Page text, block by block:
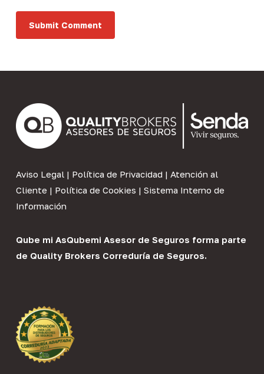
Aviso Legal| Política de Privacidad | Atención al
Cliente | Política de Cookies | Sistema Interno de
Información
Qube mi AsQubemi Asesor de Seguros forma parte
de Quality Brokers Correduría de Seguros.